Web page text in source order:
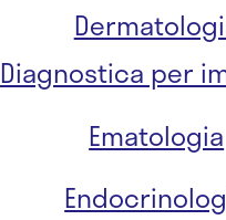
Diagnostica per
Ematologia